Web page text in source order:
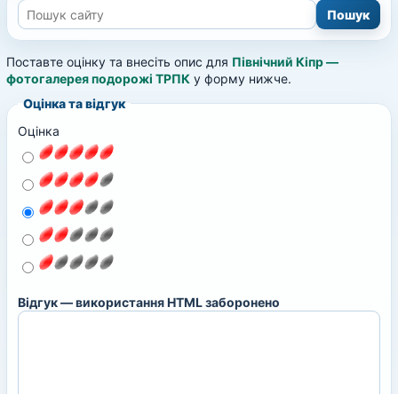
Поставте оцінку та внесіть опис для Північний Кіпр —
фотогалерея подорожі ТРПК у форму нижче.
Оцінка та відгук
Оцінка
Відгук — використання HTML заборонено